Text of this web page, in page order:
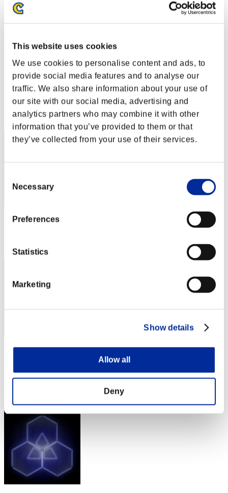
This website uses cookies
We use cookies to personalise content and ads, to
provide social media features and to analyse our
traffic. We also share information about your use of
our site with our social media, advertising and
analytics partners who may combine it with other
information that you’ve provided to them or that
they’ve collected from your use of their services.
Selection
Necessary
Preferences
Statistics
Marketing
Show details
Allow all
Deny
Desafío de nivel núm. 72
29.12.2015 15:00 (JST) - 04.01.2016 15:00 (JST)
Página del evento
Solo
Cooperativo
(Los rankings se actualizan cada 6 horas.)
Rankings
91
Puntos: -
92